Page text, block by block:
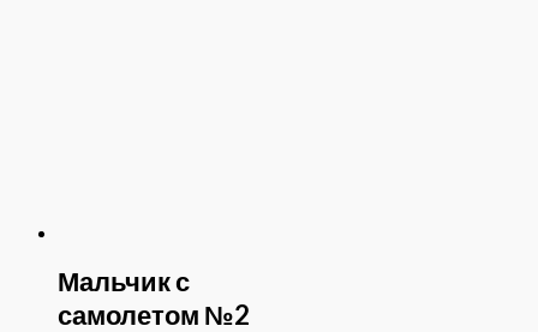
Мальчик с
самолетом №2